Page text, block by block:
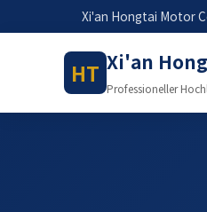
Xi'an Hongtai Motor
HT Xi'an
Professioneller